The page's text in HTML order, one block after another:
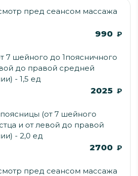
пред сеансом массажа
990 ₽
7 шейного до 1поясничного
до правой средней
- 1,5 ед
2025 ₽
(от 7 шейного
и от левой до правой
- 2,0 ед
2700 ₽
пред сеансом массажа